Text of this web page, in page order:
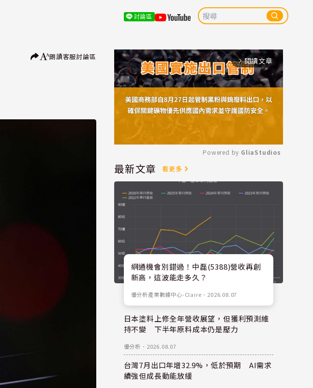
討論區
朗讀客服討論區 arrow_forward_ios 閱讀文章
Mute
Powered by GliaStudios
最新文章 看更多
網通機會別錯過！中磊(5388)營收再創
新高，這波能走多久？
優分析產業數據中心-Claire ． 2026.08.07
日本塗料上修全年營收展望，但獲利預測維
持不變 下半年原料成本仍是壓力
優分析 ． 2026.08.07
台灣7月出口年增32.9%，低於預期 AI需求
續強但成長動能放緩